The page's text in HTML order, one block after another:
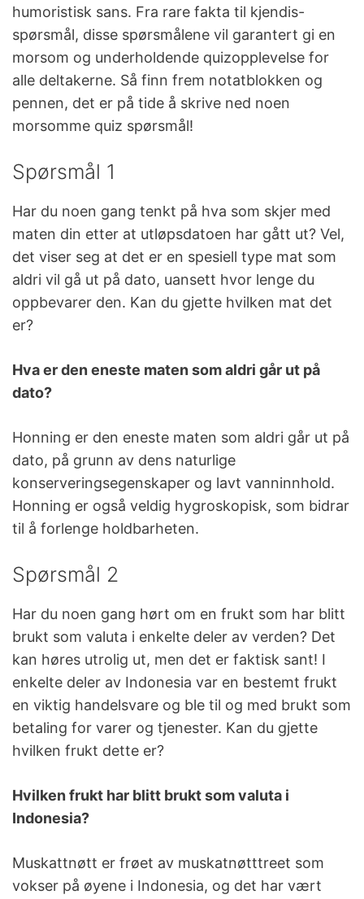
humoristisk sans. Fra rare fakta til kjendis-
spørsmål, disse spørsmålene vil garantert gi en
morsom og underholdende quizopplevelse for
alle deltakerne. Så finn frem notatblokken og
pennen, det er på tide å skrive ned noen
morsomme quiz spørsmål!
Spørsmål 1
Har du noen gang tenkt på hva som skjer med
maten din etter at utløpsdatoen har gått ut? Vel,
det viser seg at det er en spesiell type mat som
aldri vil gå ut på dato, uansett hvor lenge du
oppbevarer den. Kan du gjette hvilken mat det
er?
Hva er den eneste maten som aldri går ut på
dato?
Honning er den eneste maten som aldri går ut på
dato, på grunn av dens naturlige
konserveringsegenskaper og lavt vanninnhold.
Honning er også veldig hygroskopisk, som bidrar
til å forlenge holdbarheten.
Spørsmål 2
Har du noen gang hørt om en frukt som har blitt
brukt som valuta i enkelte deler av verden? Det
kan høres utrolig ut, men det er faktisk sant! I
enkelte deler av Indonesia var en bestemt frukt
en viktig handelsvare og ble til og med brukt som
betaling for varer og tjenester. Kan du gjette
hvilken frukt dette er?
Hvilken frukt har blitt brukt som valuta i
Indonesia?
Muskattnøtt er frøet av muskatnøtttreet som
vokser på øyene i Indonesia, og det har vært